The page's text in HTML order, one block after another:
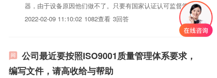
器，由于设备原因他们做不了。只要有国家认证认可监督管理
委员会的资质认定证书的单位都可以做，比如各研究所，他们
的价格还能优惠点。具体手续价格都有规定，可以去咨询。
2022-02-09 11:10:02 1082查看 3回答
公司最近要按照ISO9001质量管理体系要求，
编写文件，请高收给与帮助